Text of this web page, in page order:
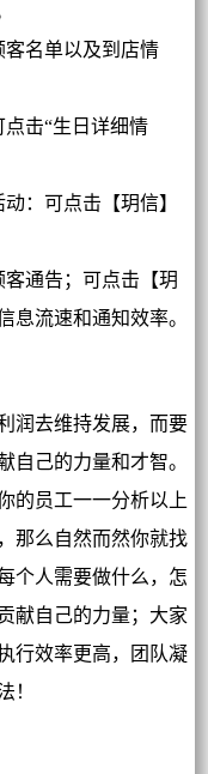
名单以及到店情
击“生日详细情
：可点击【玥信】
通告；可点击【玥
息流速和通知效率。
去维持发展，而要
自己的力量和才智。
员工一一分析以上
那么自然而然你就找
个人需要做什么，怎
献自己的力量；大家
行效率更高，团队凝
！